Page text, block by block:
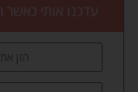
עדכנו אותי כאשר